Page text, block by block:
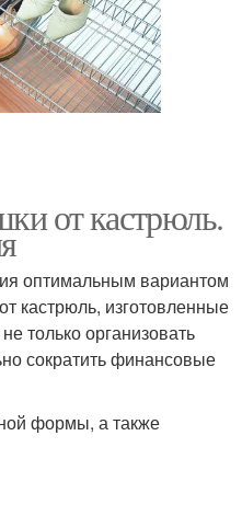
от кастрюль.
оптимальным вариантом
кастрюль, изготовленные
только организовать
сократить финансовые
формы, а также